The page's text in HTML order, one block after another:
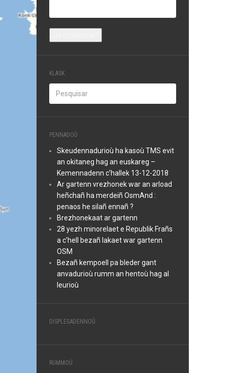
KLASK
PENNADOÙ
Skeudennadurioù ha kasoù TMS evit
an okitaneg hag an euskareg –
Kemennadenn c’hallek 13-12-2018
Ar gartenn vrezhonek war an arload
heñchañ ha merdeiñ OsmAnd :
penaos he silañ ennañ ?
Brezhonekaat ar gartenn
28 yezh minorelaet e Republik Frañs
a c’hell bezañ lakaet war gartenn
OSM
Bezañ kempoell pa bleder gant
anvadurioù rumm an hentoù hag al
leurioù
DISPLEGADENNOÙ
RUMMOÙ